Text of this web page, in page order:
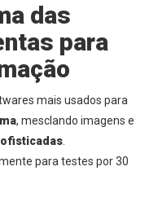
das
para
mais usados para
, mesclando imagens e
.
para testes por 30